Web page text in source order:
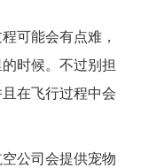
可能会有点难，
时候。不过别担
在飞行过程中会
公司会提供宠物